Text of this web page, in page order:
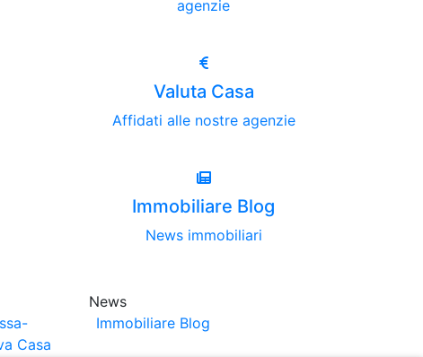
agenzie
Valuta Casa
Affidati alle nostre agenzie
Immobiliare Blog
News immobiliari
Casa
News
Immobiliare Blog